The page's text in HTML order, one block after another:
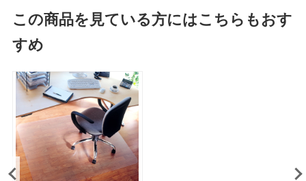
この商品を見ている方にはこちらもおす
すめ